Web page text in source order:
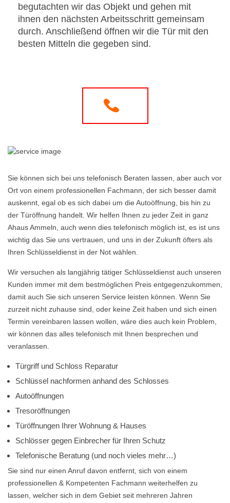
begutachten wir das Objekt und gehen mit
ihnen den nächsten Arbeitsschritt gemeinsam
durch. Anschließend öffnen wir die Tür mit den
besten Mitteln die gegeben sind.
Sie können sich bei uns telefonisch Beraten lassen, aber auch vor
Ort von einem professionellen Fachmann, der sich besser damit
auskennt, egal ob es sich dabei um die Autoöffnung, bis hin zu
der Türöffnung handelt. Wir helfen Ihnen zu jeder Zeit in ganz
Ahaus Ammeln, auch wenn dies telefonisch möglich ist, es ist uns
wichtig das Sie uns vertrauen, und uns in der Zukunft öfters als
Ihren Schlüsseldienst in der Not wählen.
Wir versuchen als langjährig tätiger Schlüsseldienst auch unseren
Kunden immer mit dem bestmöglichen Preis entgegenzukommen,
damit auch Sie sich unseren Service leisten können. Wenn Sie
zurzeit nicht zuhause sind, oder keine Zeit haben und sich einen
Termin vereinbaren lassen wollen, wäre dies auch kein Problem,
wir können das alles telefonisch mit Ihnen besprechen und
veranlassen.
Türgriff und Schloss Reparatur
Schlüssel nachformen anhand des Schlosses
Autoöffnungen
Tresoröffnungen
Türöffnungen Ihrer Wohnung & Hauses
Schlösser gegen Einbrecher für Ihren Schutz
Telefonische Beratung (und noch vieles mehr…)
Sie sind nur einen Anruf davon entfernt, sich von einem
professionellen & Kompetenten Fachmann weiterhelfen zu
lassen, welcher sich in dem Gebiet seit mehreren Jahren